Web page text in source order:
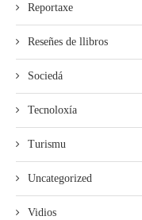
Reportaxe
Reseñes de llibros
Sociedá
Tecnoloxía
Turismu
Uncategorized
Vidios